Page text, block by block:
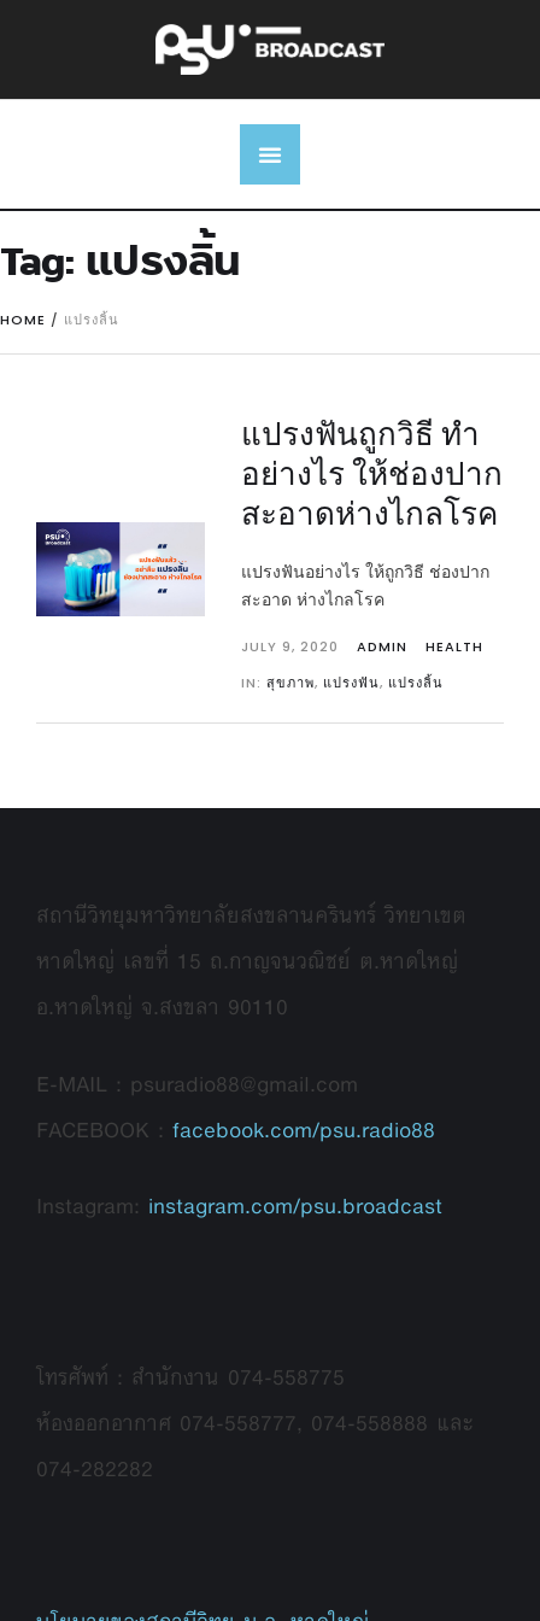
Tag: แปรงลิ้น
HOME / แปรงลิ้น
แปรงฟันถูกวิธี ทำ
อย่างไร ให้ช่องปาก
สะอาดห่างไกลโรค
แปรงฟันอย่างไร ให้ถูกวิธี ช่องปาก
สะอาด ห่างไกลโรค
JULY 9, 2020 ADMIN
HEALTH
IN: สุขภาพ, แปรงฟัน, แปรงลิ้น
สถานีวิทยุมหาวิทยาลัยสงขลานครินทร์ วิทยาเขต
หาดใหญ่ เลขที่ 15 ถ.กาญจนวณิชย์ ต.หาดใหญ่
อ.หาดใหญ่ จ.สงขลา 90110
E-MAIL : psuradio88@gmail.com
FACEBOOK : facebook.com/psu.radio88
Instagram: instagram.com/psu.broadcast
โทรศัพท์ : สำนักงาน 074-558775
ห้องออกอากาศ 074-558777, 074-558888 และ
074-282282